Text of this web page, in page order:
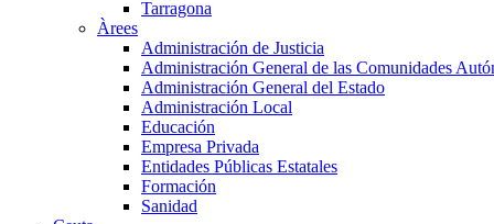
Tarragona
Àrees
Administración de Justicia
Administración General de las Comunidades
Administración General del Estado
Administración Local
Educación
Empresa Privada
Entidades Públicas Estatales
Formación
Sanidad